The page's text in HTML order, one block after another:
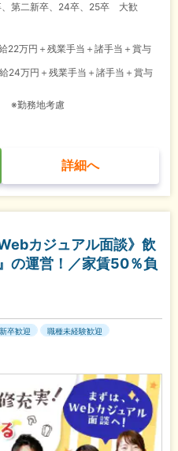
、第二新卒、24卒、25卒 大歓
22万円＋残業手当＋諸手当＋賞与
24万円＋残業手当＋諸手当＋賞与
※勤務地考慮
詳細へ
カジュアル面談》飲
の運営！／家賃50％負
卒歓迎
職種未経験歓迎